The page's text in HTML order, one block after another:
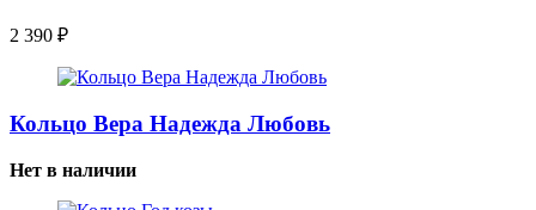
2 390 ₽
Кольцо Вера Надежда Любовь
Нет в наличии